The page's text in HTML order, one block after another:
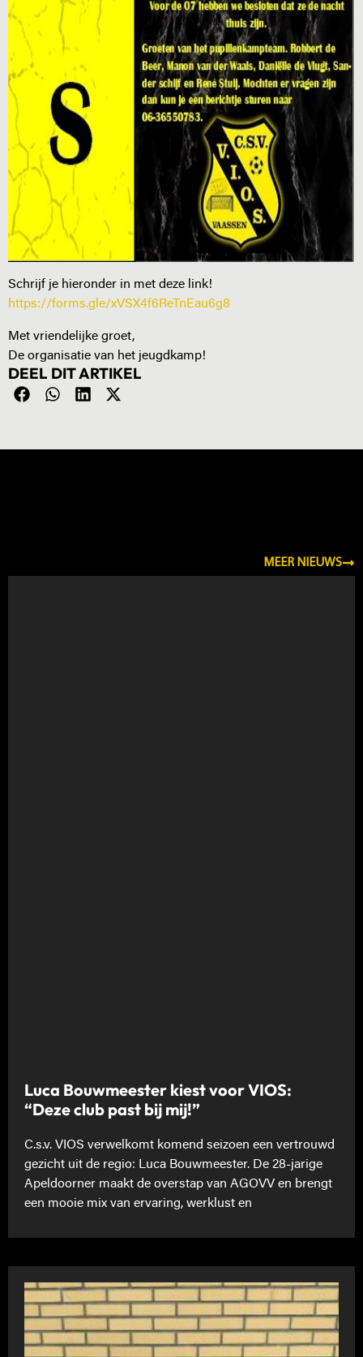
Schrijf je hieronder in met deze link!
https://forms.gle/xVSX4f6ReTnEau6g8
Met vriendelijke groet,
De organisatie van het jeugdkamp!
DEEL DIT ARTIKEL
MEER NIEUWS
Luca Bouwmeester kiest voor VIOS:
“Deze club past bij mij!”
C.s.v. VIOS verwelkomt komend seizoen een vertrouwd
gezicht uit de regio: Luca Bouwmeester. De 28-jarige
Apeldoorner maakt de overstap van AGOVV en brengt
een mooie mix van ervaring, werklust en